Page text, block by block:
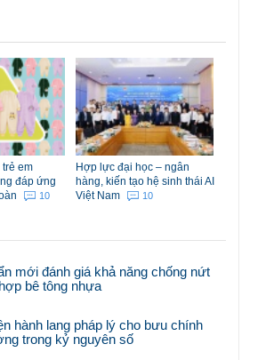
em
đáp ứng
10
Hợp lực đại học – ngân
hàng, kiến tạo hệ sinh thái AI
Việt Nam
10
mới đánh giá khả năng chống nứt
bê tông nhựa
hành lang pháp lý cho bưu chính
trong kỷ nguyên số